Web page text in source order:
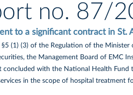
no. 87/
to a significant contract in St.
§5 (1) (3) of the Regulation of the
the Management Board of EMC
concluded with the National Health Fund
in the scope of hospital treatment